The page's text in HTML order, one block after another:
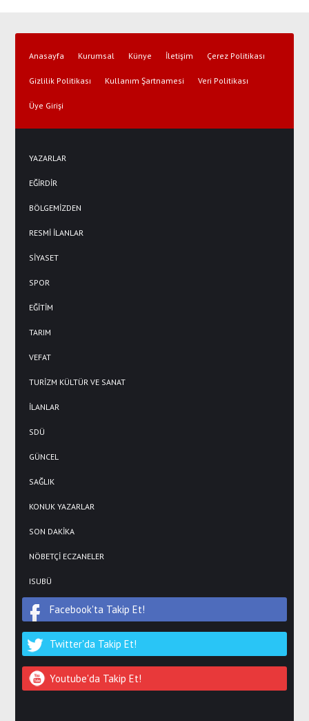
Anasayfa Kurumsal Künye İletişim Çerez Politikası
Gizlilik Politikası Kullanım Şartnamesi Veri Politikası
Üye Girişi
YAZARLAR
EĞİRDİR
BÖLGEMİZDEN
RESMİ İLANLAR
SİYASET
SPOR
EĞİTİM
TARIM
VEFAT
TURİZM KÜLTÜR VE SANAT
İLANLAR
SDÜ
GÜNCEL
SAĞLIK
KONUK YAZARLAR
SON DAKİKA
NÖBETÇİ ECZANELER
ISUBÜ
Facebook'ta Takip Et!
Twitter'da Takip Et!
Youtube'da Takip Et!